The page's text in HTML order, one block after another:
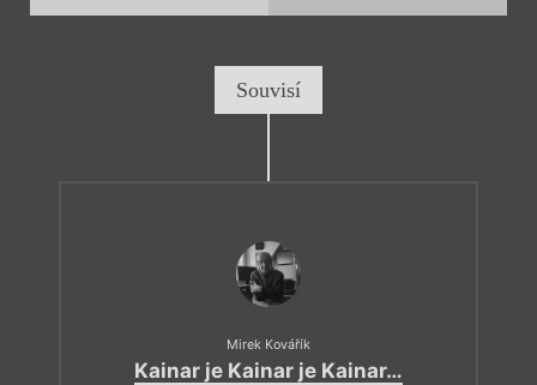
Souvisí
Mirek Kovářík
Kainar je Kainar je Kainar…